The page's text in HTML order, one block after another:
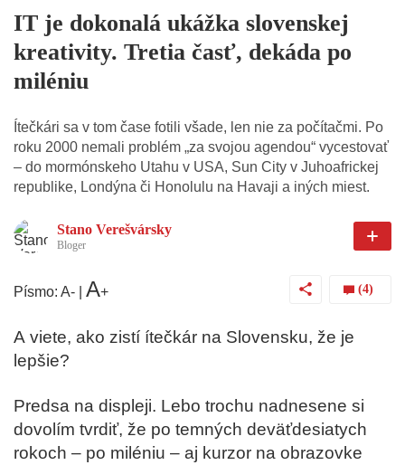
IT je dokonalá ukážka slovenskej
kreativity. Tretia časť, dekáda po
miléniu
Ítečkári sa v tom čase fotili všade, len nie za počítačmi. Po
roku 2000 nemali problém „za svojou agendou“ vycestovať
– do mormónskeho Utahu v USA, Sun City v Juhoafrickej
republike, Londýna či Honolulu na Havaji a iných miest.
Stano Verešvársky
Bloger
Písmo: A- A+ (4)
A viete, ako zistí ítečkár na Slovensku, že je
lepšie?
Predsa na displeji. Lebo trochu nadnesene si
dovolím tvrdiť, že po temných deväťdesiatych
rokoch – po miléniu – aj kurzor na obrazovke